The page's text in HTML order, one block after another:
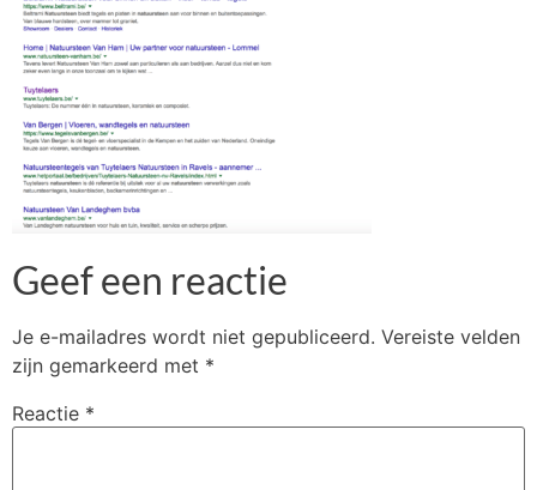
Geef een reactie
Je e-mailadres wordt niet gepubliceerd. Vereiste velden
zijn gemarkeerd met *
Reactie *